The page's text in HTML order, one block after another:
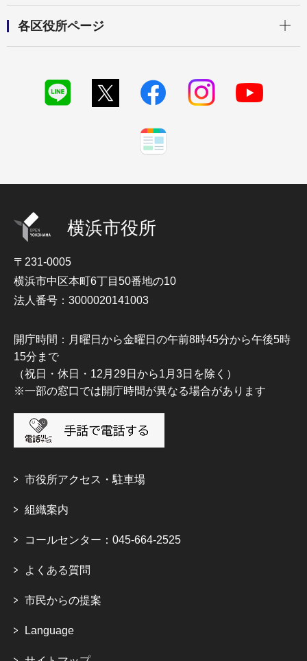
各区役所ページ
横浜市役所
〒231-0005
横浜市中区本町6丁目50番地の10
法人番号：3000020141003
開庁時間：月曜日から金曜日の午前8時45分から午後5時
15分まで
（祝日・休日・12月29日から1月3日を除く）
※一部の窓口では開庁時間が異なる場合があります
市役所アクセス・駐車場
組織案内
コールセンター：045-664-2525
よくある質問
市民からの提案
Language